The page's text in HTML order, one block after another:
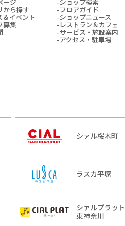
から探す フロアガイド
＆イベント ショップニュース
募集 レストラン＆カフェ
サービス・施設案内
アクセス・駐車場
シァル桜木町
ラスカ平塚
シァルプラット
東神奈川